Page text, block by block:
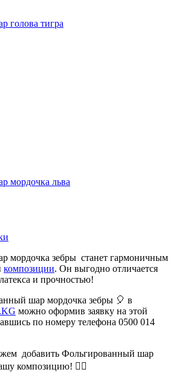
голова тигра
мордочка льва
мордочка зебры станет гармоничным
композиции. Он выгодно отличается
и прочностью!
шар мордочка зебры 🎈 в
можно оформив заявку на этой
по номеру телефона 0500 014
добавить Фольгированный шар
композицию! 👍🏻